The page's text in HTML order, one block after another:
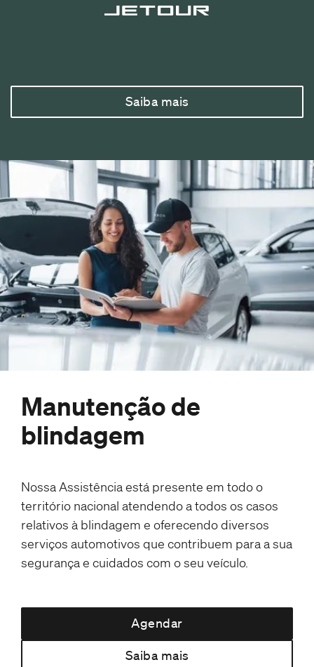
Saiba mais
Manutenção de
blindagem
Nossa Assistência está presente em todo o
território nacional atendendo a todos os casos
relativos à blindagem e oferecendo diversos
serviços automotivos que contribuem para a sua
segurança e cuidados com o seu veículo.
Agendar
Saiba mais